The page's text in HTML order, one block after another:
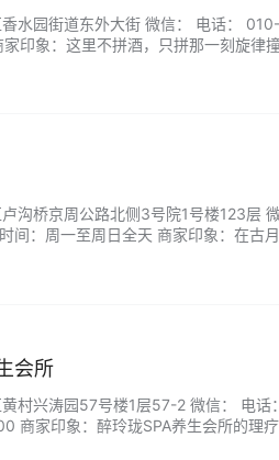
水园街道东外大街 微信： 电话：
印象：这里不拼酒，只拼那一刻旋律
卢沟桥京周公路北侧3号院1号楼123
间：周一至周日全天 商家印象：在古
会所
村兴涛园57号楼1层57-2 微信： 电
商家印象：醉玲珑SPA养生会所的理